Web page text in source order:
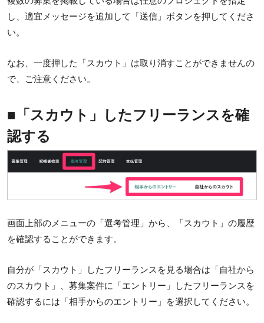
し、適宜メッセージを追加して「送信」ボタンを押してくださ
い。
なお、一度押した「スカウト」は取り消すことができませんの
で、ご注意ください。
■「スカウト」したフリーランスを確
認する
画面上部のメニューの「選考管理」から、「スカウト」の履歴
を確認することができます。
自分が「スカウト」したフリーランスを見る場合は「自社から
のスカウト」、募集案件に「エントリー」したフリーランスを
確認するには「相手からのエントリー」を選択してください。